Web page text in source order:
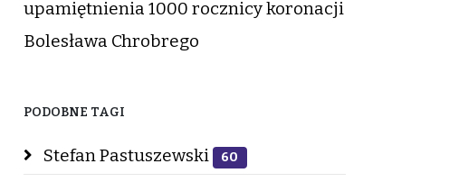
upamiętnienia 1000 rocznicy koronacji
Bolesława Chrobrego
PODOBNE TAGI
Stefan Pastuszewski 60